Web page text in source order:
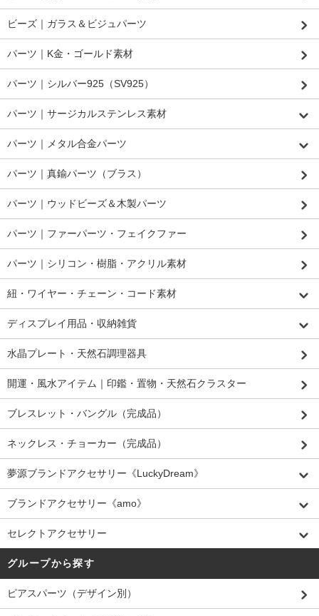
ビーズ｜ガラス＆ビジュパーツ
パーツ｜K金・ゴールド素材
パーツ｜シルバー925（SV925）
パーツ｜サージカルステンレス素材
パーツ｜メタル合金パーツ
パーツ｜真鍮パーツ（ブラス）
パーツ｜ウッドビーズ＆木製パーツ
パーツ｜ファーパーツ・フェイクファー
パーツ｜シリコン・樹脂・アクリル素材
紐・ワイヤー・チェーン・コード素材
ディスプレイ用品・収納雑貨
水晶プレート・天然石調理器具
開運・風水アイテム｜印鑑・置物・天然石クラスター
ブレスレット・バングル（完成品）
ネックレス・チョーカー（完成品）
夢源ブランドアクセサリー《LuckyDream》
ブランドアクセサリー《amo》
セレクトアクセサリー
グループから探す
ピアスパーツ（デザイン別）